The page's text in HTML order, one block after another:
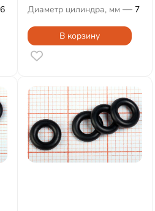
6
Диаметр цилиндра, мм — 7
В корзину